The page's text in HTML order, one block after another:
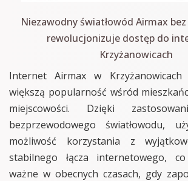
Niezawodny światłowód Airmax
rewolucjonizuje dostęp do
Krzyżanowicach
Internet Airmax w Krzyżanowicach
większą popularność wśród
miejscowości. Dzięki
bezprzewodowego światłowodu,
możliwość korzystania z
stabilnego łącza internetowego,
ważne w obecnych czasach, gdy